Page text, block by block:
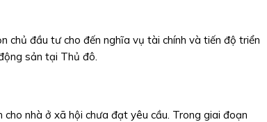
chủ đầu tư cho đến nghĩa vụ tài chính và tiến độ triển
sản tại Thủ đô.
nhà ở xã hội chưa đạt yêu cầu. Trong giai đoạn